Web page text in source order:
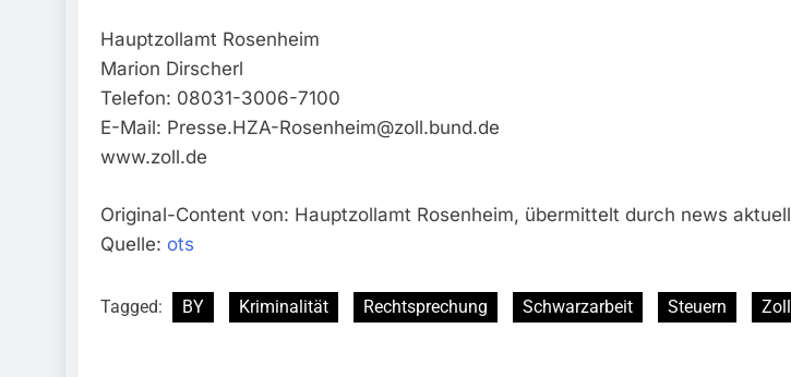
Hauptzollamt Rosenheim
Marion Dirscherl
Telefon: 08031-3006-7100
E-Mail: Presse.HZA-Rosenheim@zoll.bund.de
www.zoll.de
Original-Content von: Hauptzollamt Rosenheim, übermittelt durch news aktuell
Quelle: ots
Tagged: BY Kriminalität Rechtsprechung Schwarzarbeit Steuern Zoll